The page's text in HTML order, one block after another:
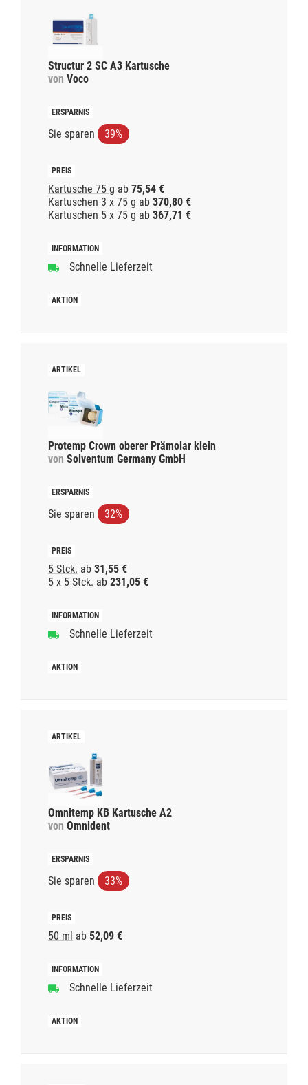
Structur 2 SC A3 Kartusche
von Voco
Sie sparen 39%
Kartusche 75 g ab 75,54 €
Kartuschen 3 x 75 g ab 370,80 €
Kartuschen 5 x 75 g ab 367,71 €
Schnelle Lieferzeit
Protemp Crown oberer Prämolar klein
von Solventum Germany GmbH
Sie sparen 32%
5 Stck. ab 31,55 €
5 x 5 Stck. ab 231,05 €
Schnelle Lieferzeit
Omnitemp KB Kartusche A2
von Omnident
Sie sparen 33%
50 ml ab 52,09 €
Schnelle Lieferzeit